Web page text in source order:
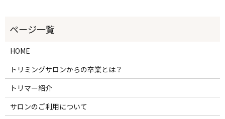
HOME
トリミングサロンからの卒業とは？
トリマー紹介
サロンのご利用について